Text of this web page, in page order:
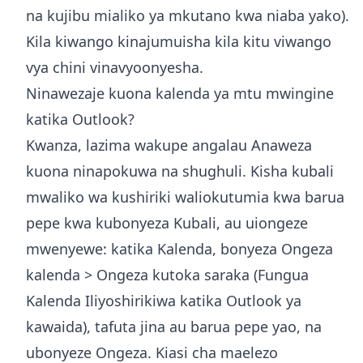
na kujibu mialiko ya mkutano kwa niaba yako).
Kila kiwango kinajumuisha kila kitu viwango
vya chini vinavyoonyesha.
Ninawezaje kuona kalenda ya mtu mwingine
katika Outlook?
Kwanza, lazima wakupe angalau Anaweza
kuona ninapokuwa na shughuli. Kisha kubali
mwaliko wa kushiriki waliokutumia kwa barua
pepe kwa kubonyeza Kubali, au uiongeze
mwenyewe: katika Kalenda, bonyeza Ongeza
kalenda > Ongeza kutoka saraka (Fungua
Kalenda Iliyoshirikiwa katika Outlook ya
kawaida), tafuta jina au barua pepe yao, na
ubonyeze Ongeza. Kiasi cha maelezo